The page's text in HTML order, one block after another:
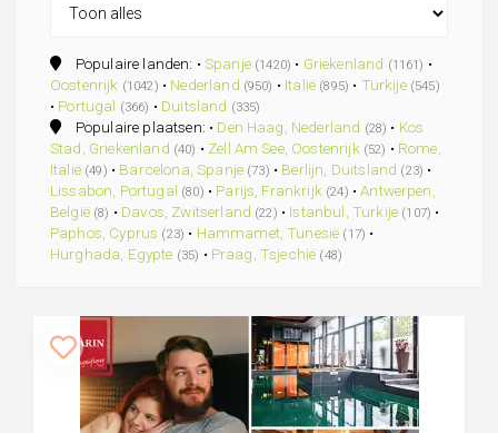
Populaire landen: •Spanje (1420) • Griekenland (1161) •
Oostenrijk (1042) • Nederland (950) • Italië (895) • Turkije (545)
• Portugal (366) • Duitsland (335)
Populaire plaatsen: • Den Haag, Nederland (28) • Kos
Stad, Griekenland (40) • Zell Am See, Oostenrijk (52) • Rome,
Italië (49) • Barcelona, Spanje (73) • Berlijn, Duitsland (23) •
Lissabon, Portugal (80) • Parijs, Frankrijk (24) •Antwerpen,
België (8) • Davos, Zwitserland (22) • Istanbul, Turkije (107) •
Paphos, Cyprus (23) • Hammamet, Tunesië (17) •
Hurghada, Egypte (35) • Praag, Tsjechië (48)